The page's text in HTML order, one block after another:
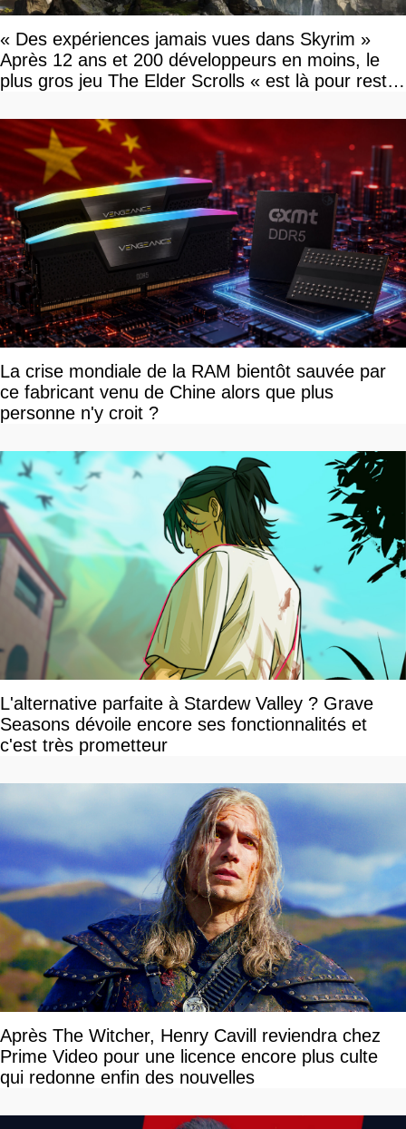
« Des expériences jamais vues dans Skyrim »
Après 12 ans et 200 développeurs en moins, le
plus gros jeu The Elder Scrolls « est là pour rester
La crise mondiale de la RAM bientôt sauvée par
ce fabricant venu de Chine alors que plus
personne n'y croit ?
L'alternative parfaite à Stardew Valley ? Grave
Seasons dévoile encore ses fonctionnalités et
c'est très prometteur
Après The Witcher, Henry Cavill reviendra chez
Prime Video pour une licence encore plus culte
qui redonne enfin des nouvelles